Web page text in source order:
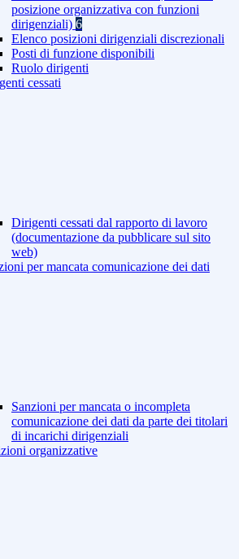
posizione organizzativa con funzioni
dirigenziali) 6
Elenco posizioni dirigenziali discrezionali
Posti di funzione disponibili
Ruolo dirigenti
cessati
Dirigenti cessati dal rapporto di lavoro
(documentazione da pubblicare sul sito
web)
per mancata comunicazione dei dati
Sanzioni per mancata o incompleta
comunicazione dei dati da parte dei titolari
di incarichi dirigenziali
organizzative